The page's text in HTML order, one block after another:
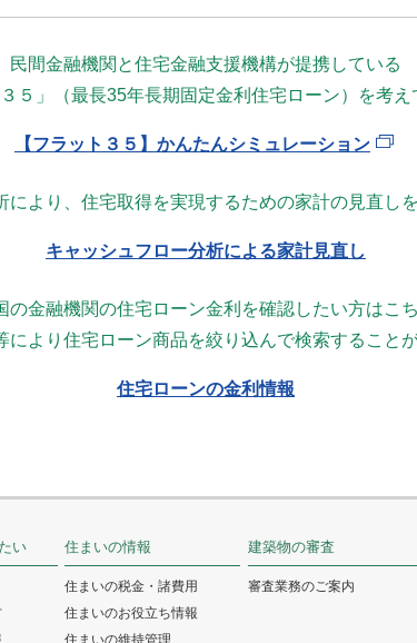
民間金融機関と住宅金融支援機構が提携している
３５」（最長35年長期固定金利住宅ローン）を考
【フラット３５】かんたんシミュレーション
により、住宅取得を実現するための家計の見直し
キャッシュフロー分析による家計見直し
の金融機関の住宅ローン金利を確認したい方はこ
により住宅ローン商品を絞り込んで検索することが
住宅ローンの金利情報
い 住まいの情報
住まいの税金・諸費用
住まいのお役立ち情報
住まいの維持管理
建築物の審査
審査業務のご案内